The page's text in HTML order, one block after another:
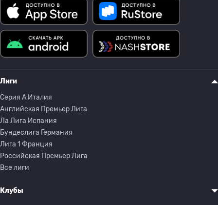
Лиги
Серия A Италия
Английская Премьер Лига
Ла Лига Испания
Бундеслига Германия
Лига 1 Франция
Российская Премьер Лига
Все лиги
Клубы